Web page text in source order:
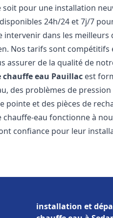
soit pour une installation
24h/24 et 7j/7
dans les meilleurs
Nos tarifs sont compétitifs
assurer de la qualité de
eau Pauillac est
des problèmes de
pointe et des pièces de
eau fonctionne à
confiance pour leur
installation et